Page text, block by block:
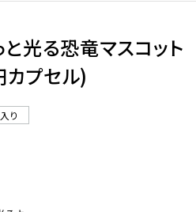
と光る恐竜マスコット
プセル)
り